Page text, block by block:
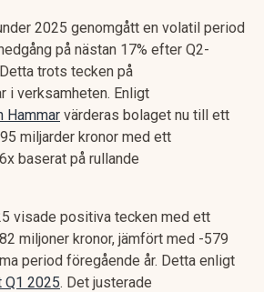
2025 genomgått en volatil period
på nästan 17% efter Q2-
trots tecken på
i verksamheten. Enligt
Hammar värderas bolaget nu till ett
miljarder kronor med ett
baserat på rullande
visade positiva tecken med ett
miljoner kronor, jämfört med -579
period föregående år. Detta enligt
Q1 2025. Det justerade